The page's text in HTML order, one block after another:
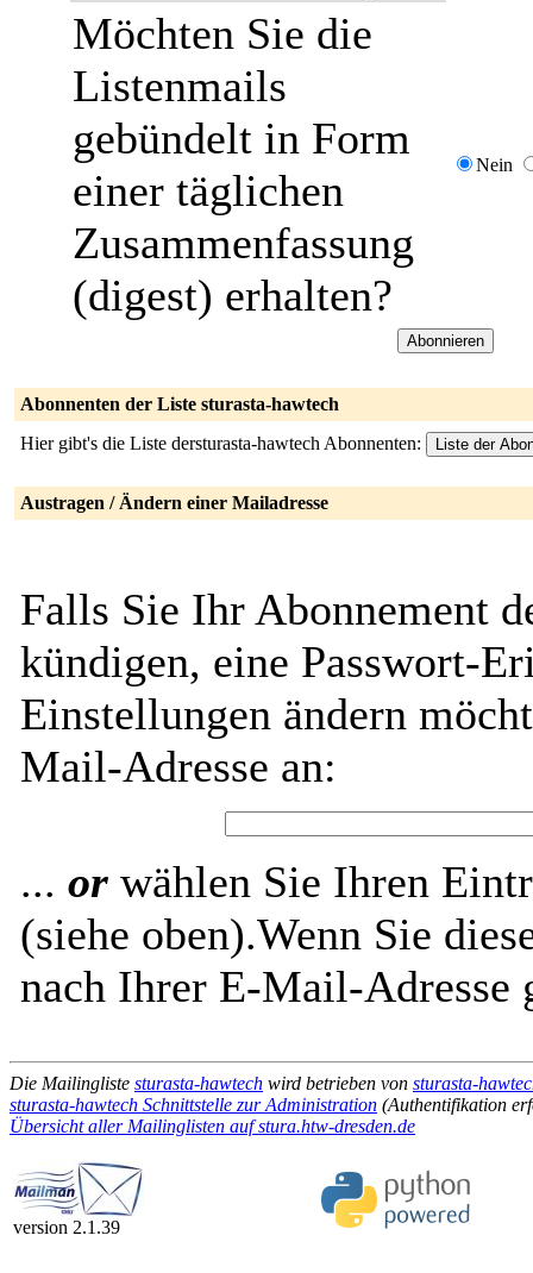
Möchten Sie die
Listenmails
gebündelt in Form
einer täglichen
Zusammenfassung
(digest) erhalten?
Nein
Abonnenten der Liste sturasta-hawtech
Hier gibt's die Liste dersturasta-hawtech Abonnenten:
Austragen / Ändern einer Mailadresse
Falls Sie Ihr Abonnement
kündigen, eine Passwort-
Einstellungen ändern
Mail-Adresse an:
... or wählen Sie Ihren
(siehe oben).Wenn Sie
nach Ihrer E-Mail-Adresse
Die Mailingliste sturasta-hawtech wird betrieben von sturasta-
sturasta-hawtech Schnittstelle zur Administration (Authentifikation
Übersicht aller Mailinglisten auf stura.htw-dresden.de
version 2.1.39